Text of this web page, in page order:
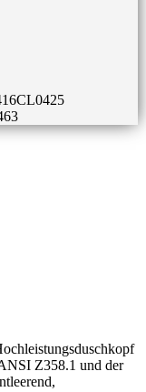
Z358.1 und der